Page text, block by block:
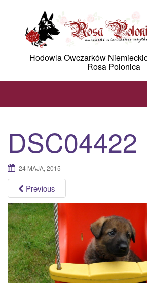
Hodowla Owczarków
Rosa Polonica
DSC04422
24 MAJA, 2015
Previous